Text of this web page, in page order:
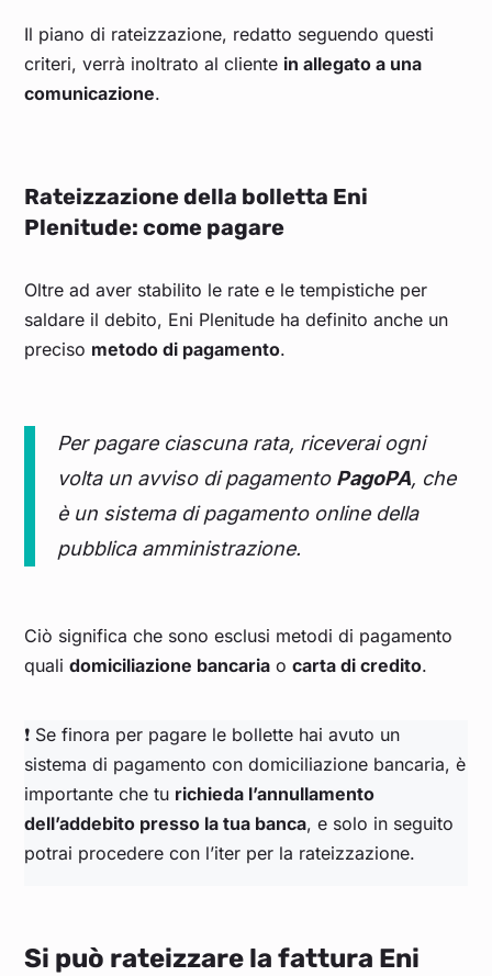
Il piano di rateizzazione, redatto seguendo questi
criteri, verrà inoltrato al cliente in allegato a una
comunicazione.
Rateizzazione della bolletta Eni
Plenitude: come pagare
Oltre ad aver stabilito le rate e le tempistiche per
saldare il debito, Eni Plenitude ha definito anche un
preciso metodo di pagamento.
Per pagare ciascuna rata, riceverai ogni
volta un avviso di pagamento PagoPA, che
è un sistema di pagamento online della
pubblica amministrazione.
Ciò significa che sono esclusi metodi di pagamento
qualidomiciliazione bancaria ocarta di credito.
❗ Se finora per pagare le bollette hai avuto un
sistema di pagamento con domiciliazione bancaria, è
importante che tu richieda l’annullamento
dell’addebito presso la tua banca, e solo in seguito
potrai procedere con l’iter per la rateizzazione.
Si può rateizzare la fattura Eni